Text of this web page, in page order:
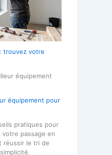
trouvez votre
équipement pour